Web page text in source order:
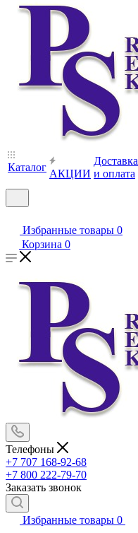
Каталог
АКЦИИ
Доставка
и оплата
Избранные товары 0
Корзина 0
Телефоны
+7 707 168-92-68
+7 800 222-79-70
Заказать звонок
Избранные товары 0